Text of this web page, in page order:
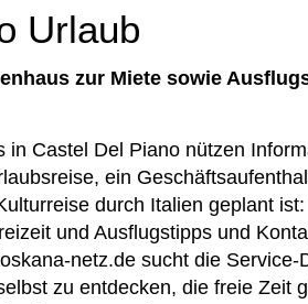
Urlaub
zur Miete sowie
in Castel Del Piano nützen
ein
durch Italien geplant
und Ausflugstipps und
netz.de sucht die Service-
zu entdecken, die freie Zeit